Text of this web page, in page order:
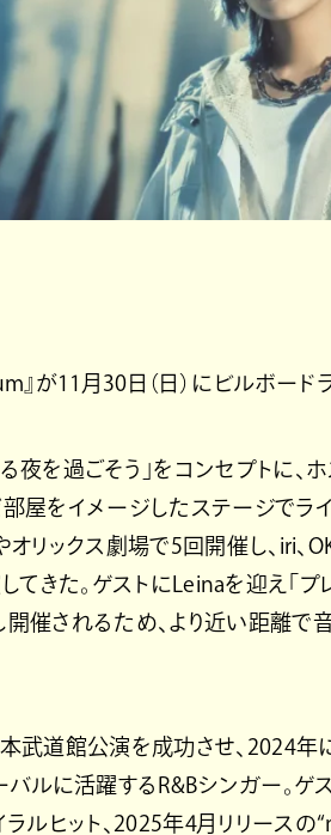
が11月30日（日）にビルボード
を過ごそう」をコンセプトに、ホ
屋をイメージしたステージでライ
ックス劇場で5回開催し、iri、
きた。ゲストにLeinaを迎え「プ
催されるため、より近い距離で
武道館公演を成功させ、2024
ルに活躍するR&Bシンガー。ゲ
ルヒット、2025年4月リリースの